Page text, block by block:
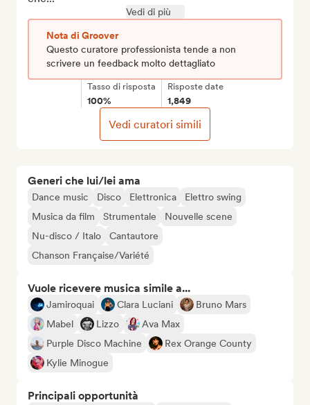
Generi che lui/lei ama
Dance music Disco Elettronica
Elettro swing
Musica da film
Strumentale
Nouvelle scene
Nu-disco / Italo
Cantautore
Chanson Française/Variété
Vuole ricevere musica simile a...
Jamiroquai Clara Luciani
Bruno Mars
Mabel
Lizzo
Ava Max
Purple Disco Machine
Rex Orange County
Kylie Minogue
Principali opportunità
Vedi di più
Nota di Groover
Questo curatore professionista tende a non
scrivere un feedback molto dettagliato
Tasso di risposta
100%
Risposte date
1,849
Vedi curatori simili